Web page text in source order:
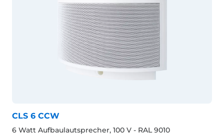
CLS 6 CCW
6 Watt Aufbaulautsprecher, 100 V - RAL 9010